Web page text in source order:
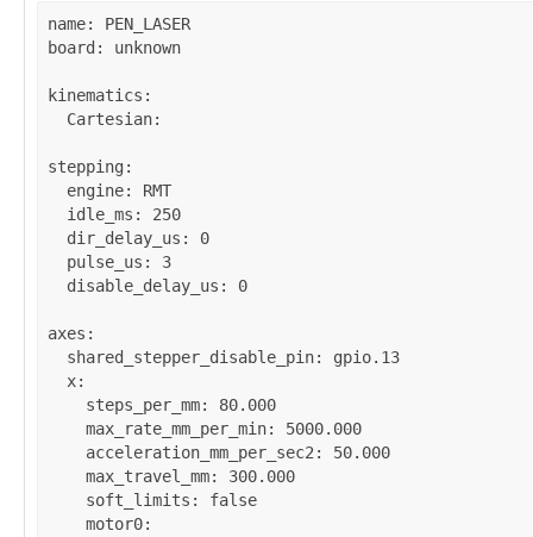
name: PEN_LASER
board : unknown
kinematics :
Cartesian:
stepping :
engine: RMT
idle_ms : 250
dir_delay_us : 0
pulse_us : 3
disable_delay_us : 0
axes :
shared_stepper_disable_pin: gpio.13
x:
steps_per_mm: 80.000
max_rate_mm_per_min: 5000.000
acceleration_mm_per_sec2 : 50.000
max_travel_mm: 300.000
soft_limits : false
motor0: